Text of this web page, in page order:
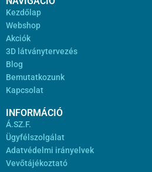
Kezdőlap
Webshop
Akciók
3D látványtervezés
Blog
Bemutatkozunk
Kapcsolat
INFORMÁCIÓ
Á.SZ.F.
Ügyfélszolgálat
Adatvédelmi irányelvek
Vevőtájékoztató